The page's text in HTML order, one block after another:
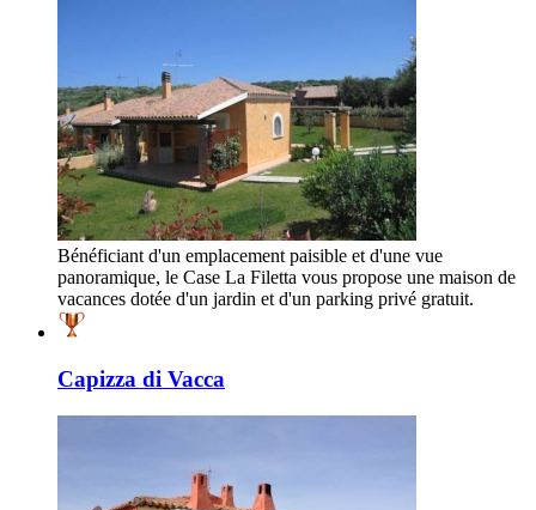
Bénéficiant d'un emplacement paisible et d'une vue
panoramique, le Case La Filetta vous propose une maison de
vacances dotée d'un jardin et d'un parking privé gratuit.
Capizza di Vacca